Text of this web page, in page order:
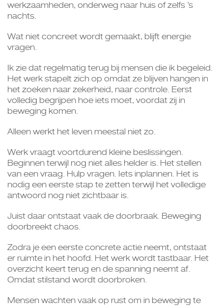
werkzaamheden, onderweg naar huis of zelfs ’s
nachts.
Wat niet concreet wordt gemaakt, blijft energie
vragen.
Ik zie dat regelmatig terug bij mensen die ik begeleid.
Het werk stapelt zich op omdat ze blijven hangen in
het zoeken naar zekerheid, naar controle. Eerst
volledig begrijpen hoe iets moet, voordat zij in
beweging komen.
Alleen werkt het leven meestal niet zo.
Werk vraagt voortdurend kleine beslissingen.
Beginnen terwijl nog niet alles helder is. Het stellen
van een vraag. Hulp vragen. Iets inplannen. Het is
nodig een eerste stap te zetten terwijl het volledige
antwoord nog niet zichtbaar is.
Juist daar ontstaat vaak de doorbraak. Beweging
doorbreekt chaos.
Zodra je een eerste concrete actie neemt, ontstaat
er ruimte in het hoofd. Het werk wordt tastbaar. Het
overzicht keert terug en de spanning neemt af.
Omdat stilstand wordt doorbroken.
Mensen wachten vaak op rust om in beweging te